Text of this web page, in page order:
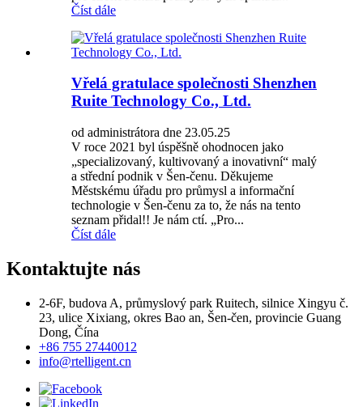
Číst dále
Vřelá gratulace společnosti Shenzhen
Ruite Technology Co., Ltd.
od administrátora dne 23.05.25
V roce 2021 byl úspěšně ohodnocen jako
„specializovaný, kultivovaný a inovativní“ malý
a střední podnik v Šen-čenu. Děkujeme
Městskému úřadu pro průmysl a informační
technologie v Šen-čenu za to, že nás na tento
seznam přidal!! Je nám ctí. „Pro...
Číst dále
Kontaktujte nás
2-6F, budova A, průmyslový park Ruitech, silnice Xingyu č.
23, ulice Xixiang, okres Bao an, Šen-čen, provincie Guang
Dong, Čína
+86 755 27440012
info@rtelligent.cn